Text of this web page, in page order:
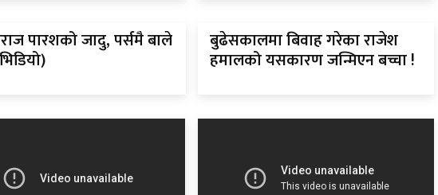
पारशको जादु, पर्समै बाले बुढेसकालमा बिवाह गरेका राजेश
हमालको यसकारण जन्मिएन बच्चा !